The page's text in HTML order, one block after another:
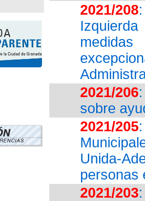
2021/208
2021/206
sobre
2021/205
Unida-
personas
2021/203